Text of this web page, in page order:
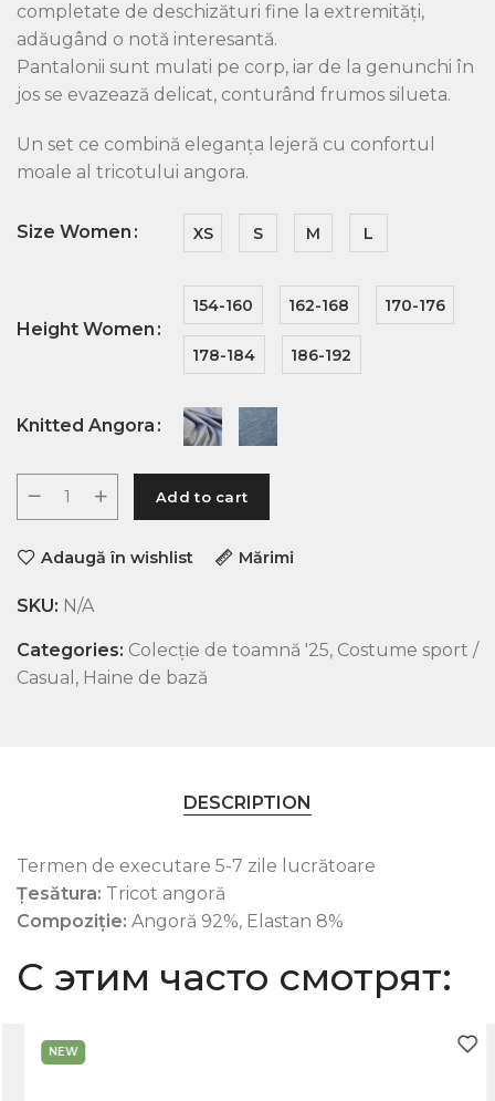
completate de deschizături fine la extremități,
adăugând o notă interesantă.
Pantalonii sunt mulati pe corp, iar de la genunchi în
jos se evazează delicat, conturând frumos silueta.
Un set ce combină eleganța lejeră cu confortul
moale al tricotului angora.
Size Women XS S M L
Height Women
154-160 162-168 170-176
178-184 186-192
Knitted Angora
Add to cart
Adaugă în wishlist Mărimi
SKU: N/A
Categories: Colecție de toamnă '25, Costume sport /
Casual , Haine de bază
DESCRIPTION
Termen de executare 5-7 zile lucrătoare
Țesătura: Tricot angoră
Compoziție: Angoră 92%, Elastan 8%
С этим часто смотрят:
NEW